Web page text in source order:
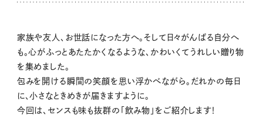
家族や友人、お世話になった方へ。そして日々がんばる自分へ
も。心がふっとあたたかくなるような、かわいくてうれしい贈り物
を集めました。
包みを開ける瞬間の笑顔を思い浮かべながら。だれかの毎日
に、小さなときめきが届きますように。
今回は、センスも味も抜群の「飲み物」をご紹介します！